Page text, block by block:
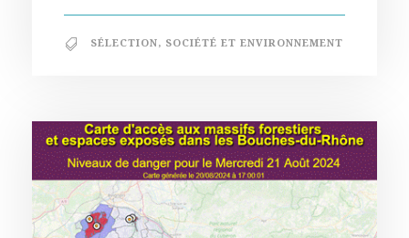
SÉLECTION, SOCIÉTÉ ET ENVIRONNEMENT